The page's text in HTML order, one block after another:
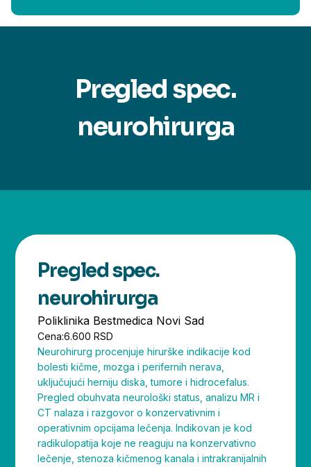
Pregled spec.
neurohirurga
Pregled spec.
neurohirurga
Poliklinika Bestmedica Novi Sad
Cena:6.600 RSD
Neurohirurg procenjuje hirurške indikacije kod
bolesti kičme, mozga i perifernih nerava,
uključujući herniju diska, tumore i hidrocefalus.
Pregled obuhvata neurološki status, analizu MR i
CT nalaza i razgovor o konzervativnim i
operativnim opcijama lečenja. Indikovan je kod
radikulopatija koje ne reaguju na konzervativno
lečenje, stenoza kičmenog kanala i intrakranijalnih